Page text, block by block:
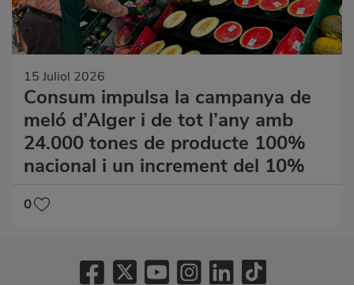
15 Juliol 2026
Consum impulsa la campanya de
meló d’Alger i de tot l’any amb
24.000 tones de producte 100%
nacional i un increment del 10%
0